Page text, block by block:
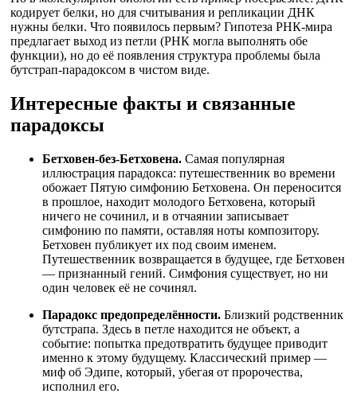
кодирует белки, но для считывания и репликации ДНК
нужны белки. Что появилось первым? Гипотеза РНК-мира
предлагает выход из петли (РНК могла выполнять обе
функции), но до её появления структура проблемы была
бутстрап-парадоксом в чистом виде.
Интересные факты и связанные
парадоксы
Бетховен-без-Бетховена. Самая популярная
иллюстрация парадокса: путешественник во времени
обожает Пятую симфонию Бетховена. Он переносится
в прошлое, находит молодого Бетховена, который
ничего не сочинил, и в отчаянии записывает
симфонию по памяти, оставляя ноты композитору.
Бетховен публикует их под своим именем.
Путешественник возвращается в будущее, где Бетховен
— признанный гений. Симфония существует, но ни
один человек её не сочинял.
Парадокс предопределённости. Близкий родственник
бутстрапа. Здесь в петле находится не объект, а
событие: попытка предотвратить будущее приводит
именно к этому будущему. Классический пример —
миф об Эдипе, который, убегая от пророчества,
исполнил его.